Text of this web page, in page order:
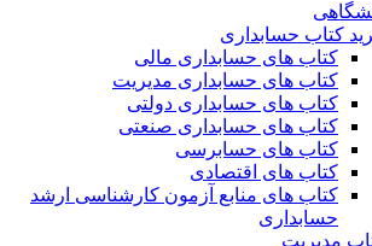
کتاب حسابداری
کتاب های حسابداری مالی
کتاب های حسابداری مدیریت
کتاب های حسابداری دولتی
کتاب های حسابداری صنعتی
کتاب های حسابرسی
کتاب های اقتصادی
کتاب های منابع آزمون کارشناسی ارشد
حسابداری
مدیریت